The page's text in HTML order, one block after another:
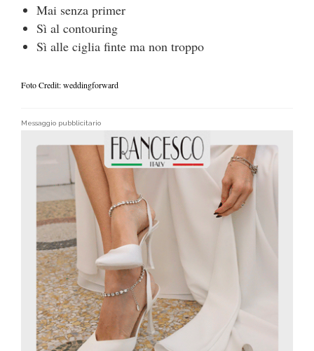
Mai senza primer
Sì al contouring
Sì alle ciglia finte ma non troppo
Foto Credit: weddingforward
Messaggio pubblicitario